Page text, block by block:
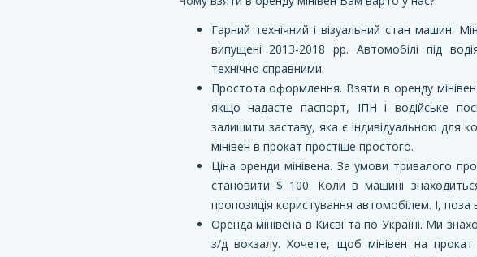
Гарний технічний і візуальний стан машин.
випущені 2013-2018 рр. Автомобілі під
технічно справними.
Простота оформлення. Взяти в оренду
якщо надасте паспорт, ІПН і водійське
залишити заставу, яка є індивідуальною для
мінівен в прокат простіше простого.
Ціна оренди мінівена. За умови тривалого
становити $ 100. Коли в машині
пропозиція користування автомобілем. І, поза
Оренда мінівена в Києві та по Україні. Ми
з/д вокзалу. Хочете, щоб мінівен на